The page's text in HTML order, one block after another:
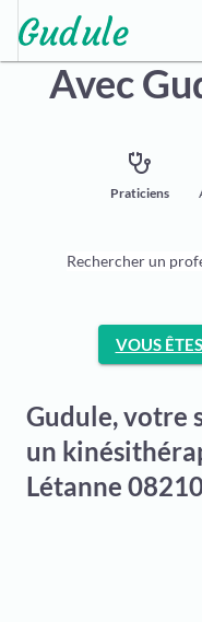
Avec
stethoscope
Praticiens
Rechercher un
VOUS
Gudule, votre
un
Létanne